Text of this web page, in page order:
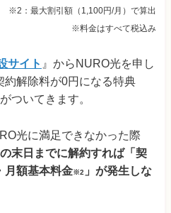
※2：最大割引額（1,100円/月）で算出
※料金はすべて税込み
サイト 』からNURO光を申し
約解除料が0円になる特典
ついてきます。
光に満足できなかった際
末日までに解約すれば「契
月額基本料金※2
」が発生しな